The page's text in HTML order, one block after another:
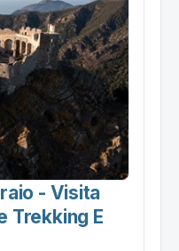
- Visita
Trekking E